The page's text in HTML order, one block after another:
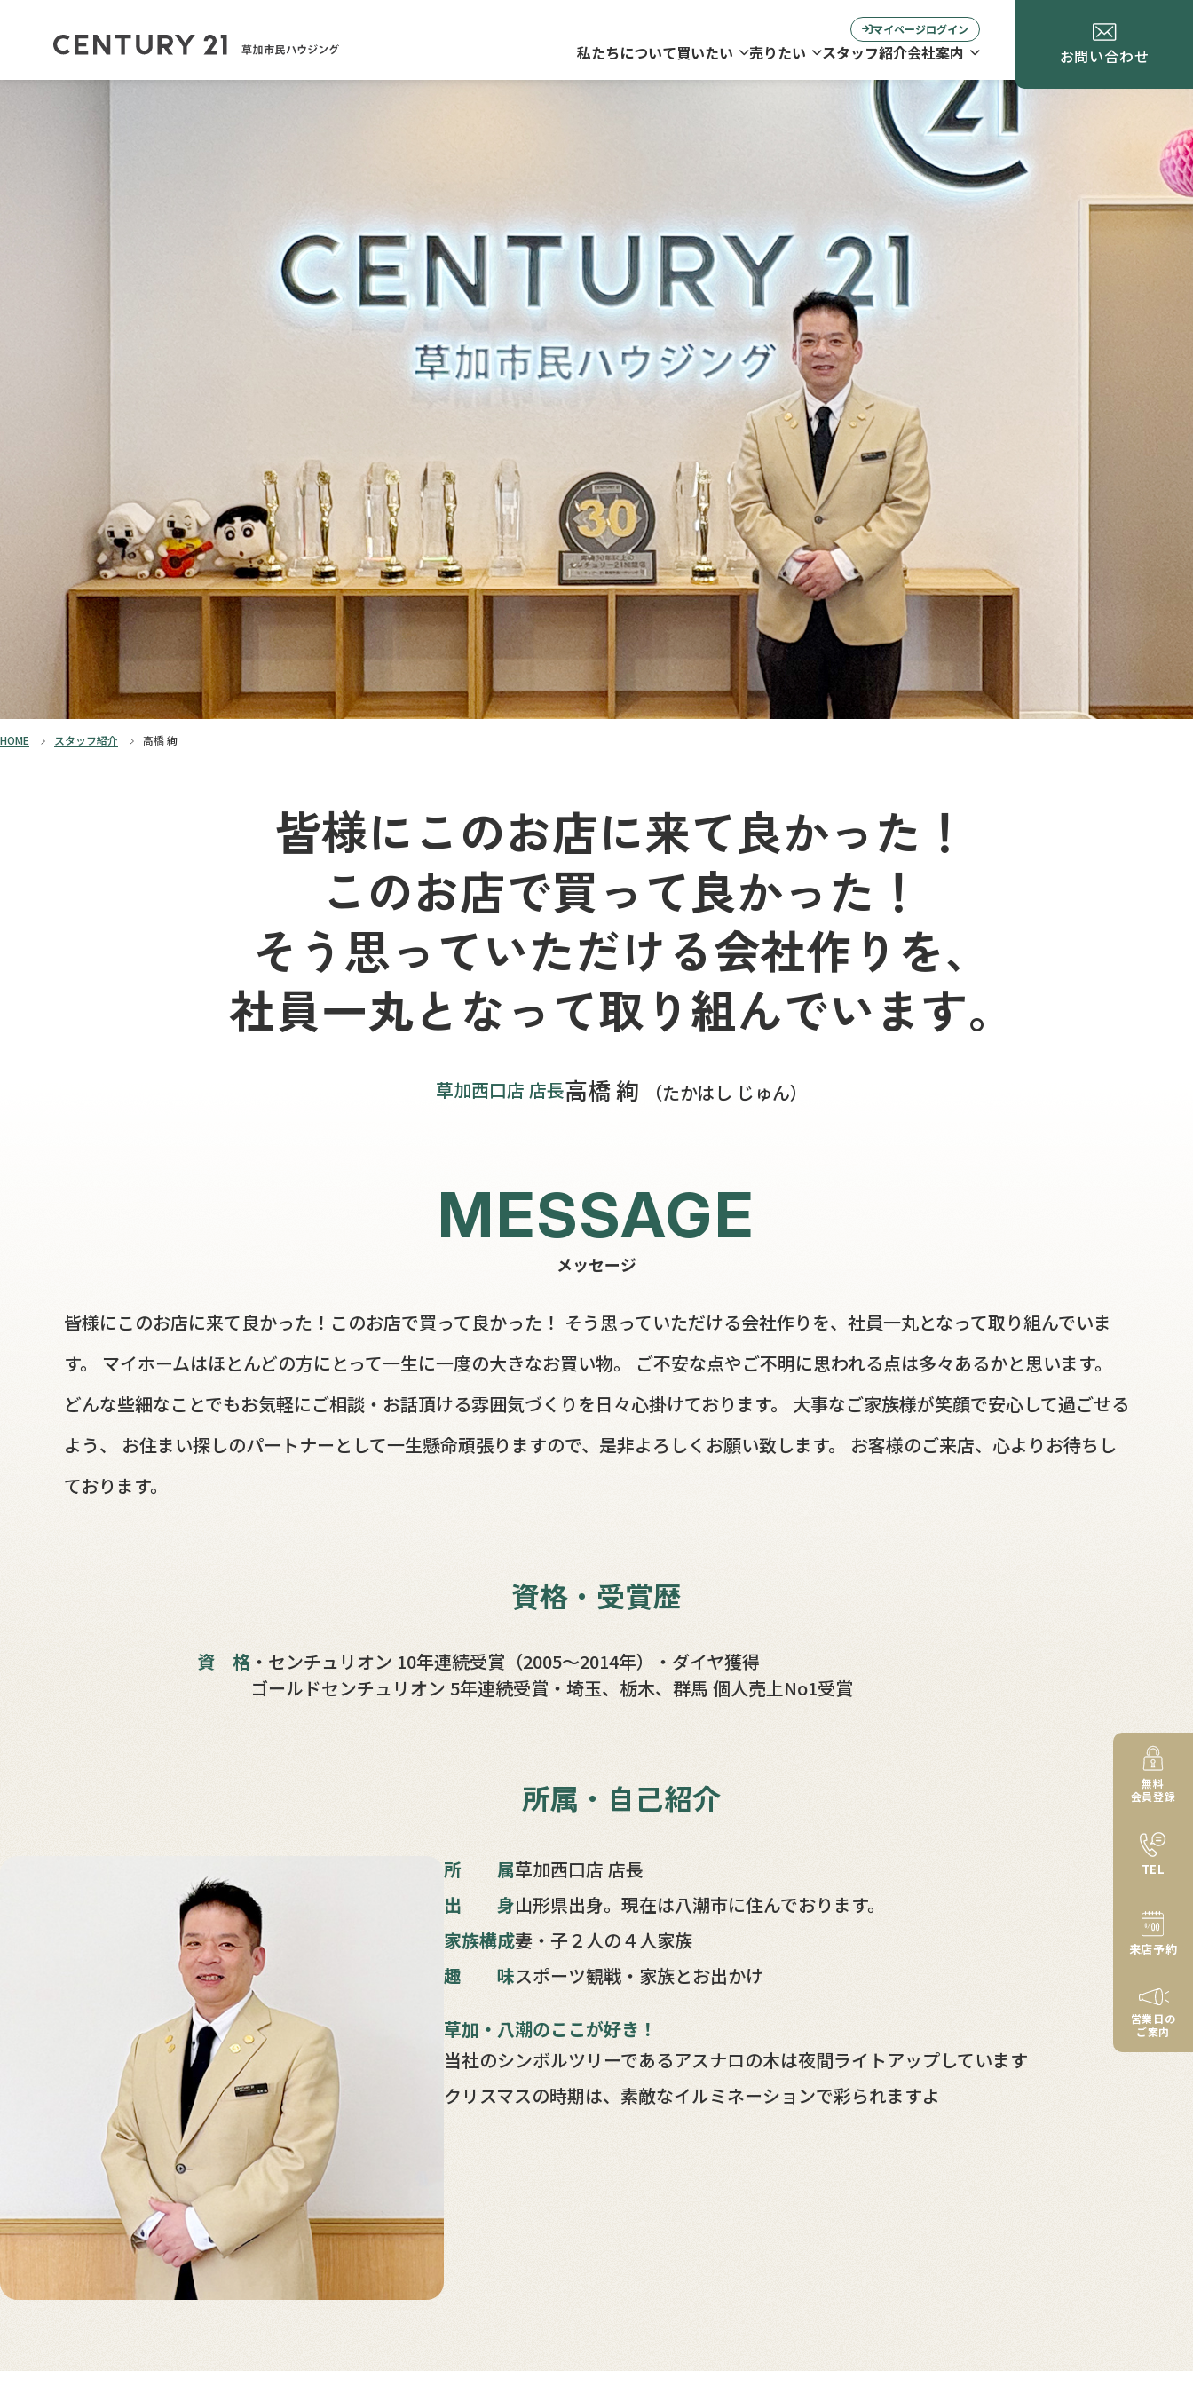
マイページログイン
私たちについて買いたい 売りたい スタッフ紹介会社案内 お問い合わせ
HOME スタッフ紹介 高橋 絢
皆様にこのお店に来て良かった！
このお店で買って良かった！
そう思っていただける会社作りを、
社員一丸となって取り組んでいます。
草加西口店 店長高橋 絢 （たかはし じゅん）
MESSAGE
メッセージ
皆様にこのお店に来て良かった！このお店で買って良かった！ そう思っていただける会社作りを、社員一丸となって取り組んでいま
す。 マイホームはほとんどの方にとって一生に一度の大きなお買い物。 ご不安な点やご不明に思われる点は多々あるかと思います。
どんな些細なことでもお気軽にご相談・お話頂ける雰囲気づくりを日々心掛けております。 大事なご家族様が笑顔で安心して過ごせる
よう、 お住まい探しのパートナーとして一生懸命頑張りますので、是非よろしくお願い致します。 お客様のご来店、心よりお待ちし
ております。
資格・受賞歴
資格 ・センチュリオン 10年連続受賞（2005～2014年）
・ダイヤ獲得
ゴールドセンチュリオン 5年連続受賞 ・埼玉、栃木、群馬 個人売上No1受賞
所属・自己紹介
所属草加西口店 店長
出身山形県出身。現在は八潮市に住んでおります。
家族構成妻・子２人の４人家族
趣味スポーツ観戦・家族とお出かけ
草加・八潮のここが好き！
当社のシンボルツリーであるアスナロの木は夜間ライトアップしています
クリスマスの時期は、素敵なイルミネーションで彩られますよ
無料
会員登録
TEL
来店予約
営業日の
ご案内